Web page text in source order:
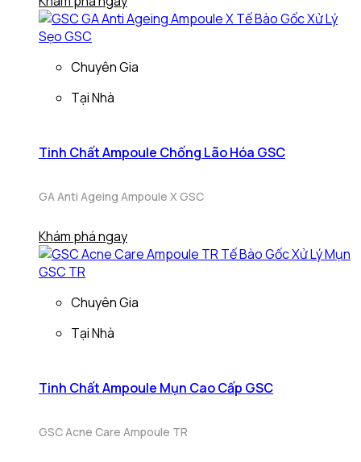
Chuyên Gia
Tại Nhà
Tinh Chất Ampoule Chống Lão Hóa GSC
GA Anti Ageing Ampoule X GSC
Khám phá ngay
Chuyên Gia
Tại Nhà
Tinh Chất Ampoule Mụn Cao Cấp GSC
GSC Acne Care Ampoule TR